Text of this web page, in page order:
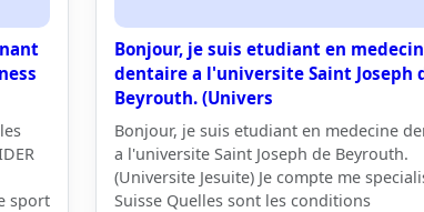
sport
Bonjour, je suis etudiant en
dentaire a l'universite Saint Joseph
Beyrouth. (Univers
Bonjour, je suis etudiant en medecine
a l'universite Saint Joseph de Beyrouth.
(Universite Jesuite) Je compte me
Suisse Quelles sont les conditions